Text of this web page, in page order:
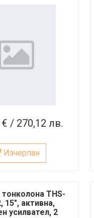
/ 270,12 лв.
Изчерпан
тонколона THS-
15", активна,
усилвател, 2